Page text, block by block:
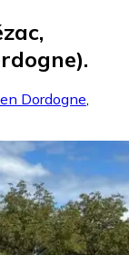
Dordogne,